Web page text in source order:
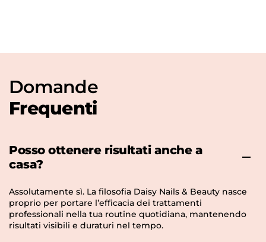
Domande
Frequenti
Posso ottenere risultati anche a
casa?
Assolutamente sì. La filosofia Daisy Nails & Beauty nasce
proprio per portare l’efficacia dei trattamenti
professionali nella tua routine quotidiana, mantenendo
risultati visibili e duraturi nel tempo.